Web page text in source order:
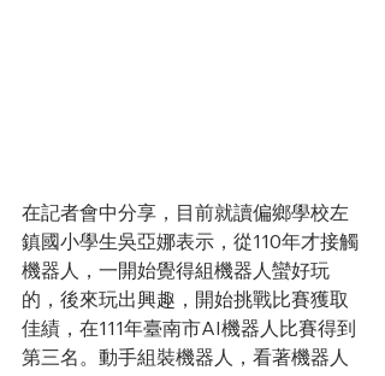
在記者會中分享，目前就讀偏鄉學校左
鎮國小學生吳亞娜表示，從110年才接觸
機器人，一開始覺得組機器人蠻好玩
的，後來玩出興趣，開始挑戰比賽獲取
佳績，在111年臺南市AI機器人比賽得到
第三名。動手組裝機器人，看著機器人